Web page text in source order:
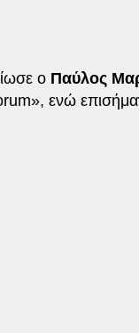
ο Παύλος
ενώ